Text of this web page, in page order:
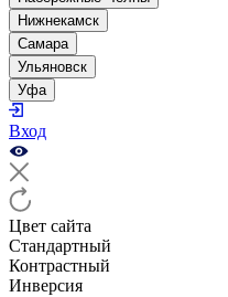
Нижнекамск
Самара
Ульяновск
Уфа
Вход
Цвет сайта
Стандартный
Контрастный
Инверсия